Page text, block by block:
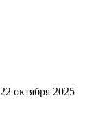
22 октября 2025